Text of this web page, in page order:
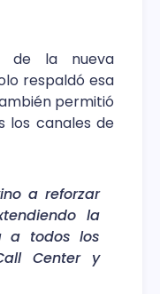
de la nueva
respaldó esa
permitió
los canales de
a reforzar
la
a todos los
Center y